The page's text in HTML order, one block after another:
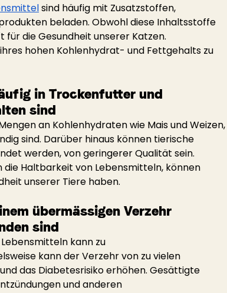
sind häufig mit Zusatzstoffen,
beladen. Obwohl diese Inhaltsstoffe
die Gesundheit unserer Katzen.
hohen Kohlenhydrat- und Fettgehalts zu
in Trockenfutter und
sind
an Kohlenhydraten wie Mais und Weizen,
sind. Darüber hinaus können tierische
werden, von geringerer Qualität sein.
Haltbarkeit von Lebensmitteln, können
unserer Tiere haben.
übermässigen Verzehr
sind
kann zu
kann der Verzehr von zu vielen
das Diabetesrisiko erhöhen. Gesättigte
und anderen